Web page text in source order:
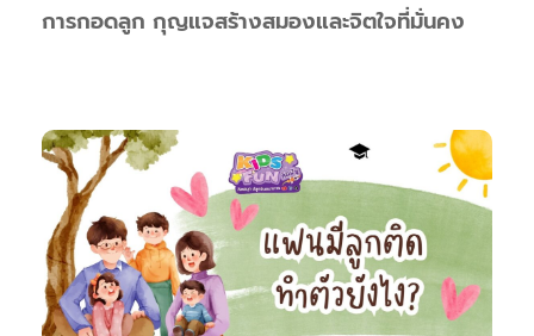
การกอดลูก กุญแจสร้างสมองและจิตใจที่มั่นคง